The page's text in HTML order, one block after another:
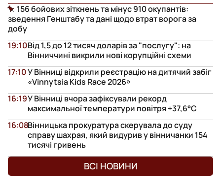
156 бойових зіткнень та мінус 910 окупантів:
зведення Генштабу та дані щодо втрат ворога за
добу
Від 1,5 до 12 тисяч доларів за "послугу": на
Вінниччині викрили нові корупційні схеми
19:10
У Вінниці відкрили реєстрацію на дитячий забіг
«Vinnytsia Kids Race 2026»
17:10
У Вінниці вчора зафіксували рекорд
максимальної температури повітря +37,6°С
16:19
Вінницька прокуратура скерувала до суду
справу шахрая, який видурив у вінничанки 154
тисячі гривень
16:08
ВСІ НОВИНИ